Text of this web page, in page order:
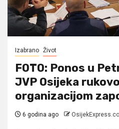
Izabrano Život
FOTO: Ponos u
JVP Osijeka
organizacijom
6 godina ago